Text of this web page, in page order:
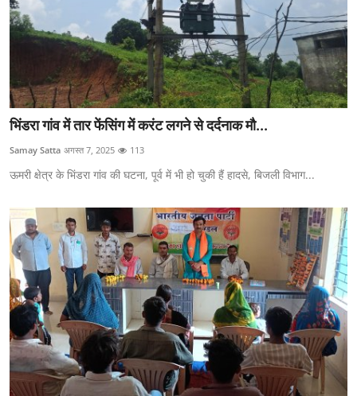
भिंडरा गांव में तार फेंसिंग में करंट लगने से दर्दनाक मौ...
Samay Satta अगस्त 7, 2025 113
ऊमरी क्षेत्र के भिंडरा गांव की घटना, पूर्व में भी हो चुकी हैं हादसे, बिजली विभाग...